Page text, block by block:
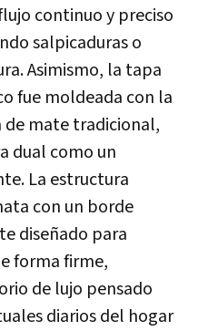
continuo y preciso
salpicaduras o
Asimismo, la tapa
fue moldeada con la
de mate tradicional,
dual como un
La estructura
con un borde
diseñado para
forma firme,
de lujo pensado
diarios del hogar